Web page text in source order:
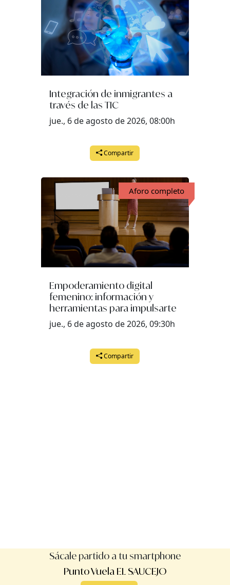
Integración de inmigrantes a
través de las TIC
jue., 6 de agosto de 2026, 08:00h
Compartir
Aforo completo
Empoderamiento digital
femenino: información y
herramientas para impulsarte
jue., 6 de agosto de 2026, 09:30h
Compartir
Sácale partido a tu smartphone
Punto Vuela EL SAUCEJO